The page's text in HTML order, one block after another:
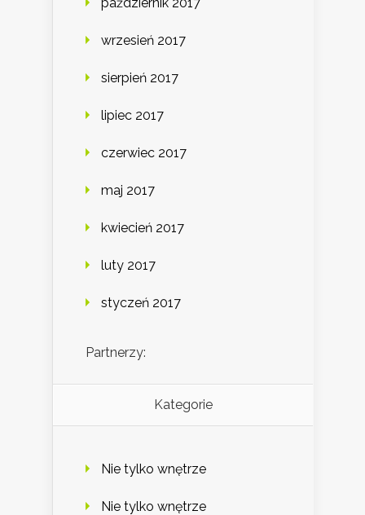
wrzesień 2017
sierpień 2017
lipiec 2017
czerwiec 2017
maj 2017
kwiecień 2017
luty 2017
styczeń 2017
Partnerzy:
Kategorie
Nie tylko wnętrze
Nie tylko wnętrze